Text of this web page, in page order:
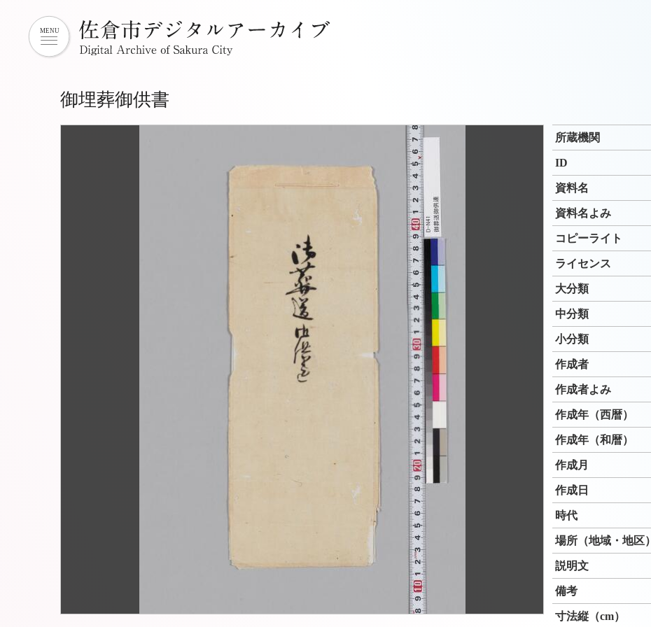
御埋葬御供書
所蔵機関
ID
資料名
資料名よみ
コピーライト
ライセンス
大分類
中分類
小分類
作成者
作成者よみ
作成年（西暦）
作成年（和暦）
作成月
作成日
時代
場所（地域・地区）
説明文
備考
寸法縦（cm）